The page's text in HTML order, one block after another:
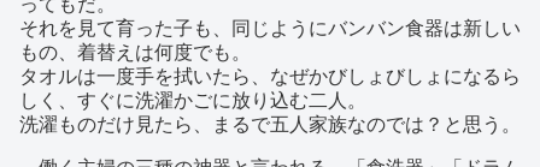
それを見て育った子も、同じようにバンバン食器は新しい
もの、着替えは何度でも。
タオルは一度手を拭いたら、なぜかびしょびしょになるら
しく、すぐに洗濯かごに放り込む二人。
洗濯ものだけ見たら、まるで五人家族なのでは？と思う。